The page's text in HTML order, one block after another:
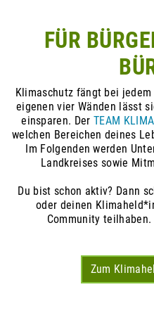
FÜR
Klimaschutz fängt bei
eigenen vier Wänden lässt
einsparen. Der TEAM
welchen Bereichen deines
Im Folgenden werden
Landkreises sowie
Du bist schon aktiv? Dann
oder deinen
Community
Zum